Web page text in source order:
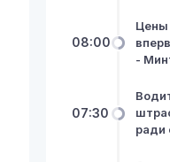
08:00
Цены
-
07:30
ради